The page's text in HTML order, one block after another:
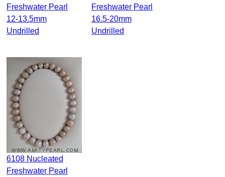
Freshwater Pearl
12-13.5mm
Undrilled
Freshwater Pearl
16.5-20mm
Undrilled
6108 Nucleated
Freshwater Pearl